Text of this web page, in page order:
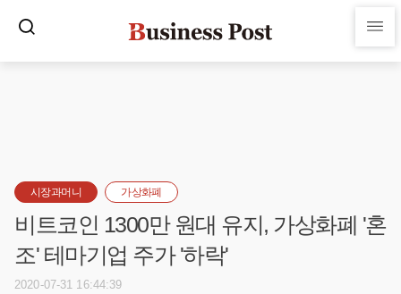
시장과머니 가상화폐
비트코인 1300만 원대 유지, 가상화폐 '혼
조' 테마기업 주가 '하락'
2020-07-31 16:44:39